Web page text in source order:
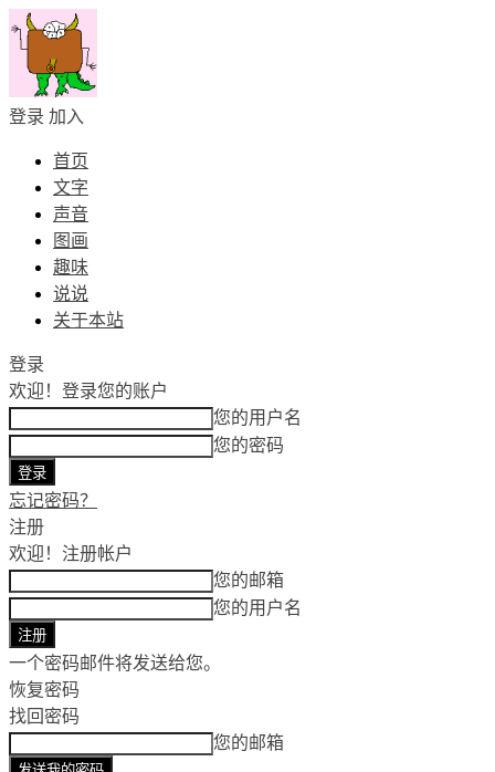
登录 加入
首页
文字
声音
图画
趣味
说说
关于本站
登录
欢迎！ 登录您的账户
您的用户名
您的密码
忘记密码？
注册
欢迎！ 注册帐户
您的邮箱
您的用户名
一个密码邮件将发送给您。
恢复密码
找回密码
您的邮箱